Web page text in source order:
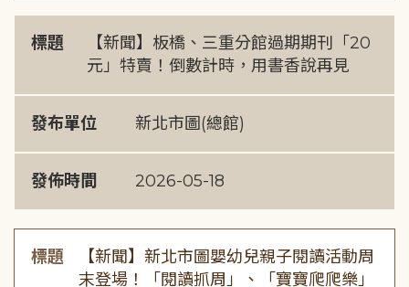
標題
【新聞】板橋、三重分館過期期刊「20
元」特賣！倒數計時，用書香說再見
發布單位 新北市圖(總館)
發佈時間 2026-05-18
標題
【新聞】新北市圖嬰幼兒親子閱讀活動周
末登場！「閱讀抓周」、「寶寶爬爬樂」